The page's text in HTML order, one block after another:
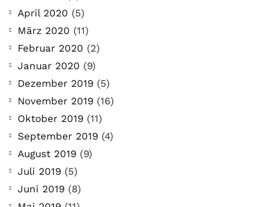
April 2020 (5)
März 2020 (11)
Februar 2020 (2)
Januar 2020 (9)
Dezember 2019 (5)
November 2019 (16)
Oktober 2019 (11)
September 2019 (4)
August 2019 (9)
Juli 2019 (5)
Juni 2019 (8)